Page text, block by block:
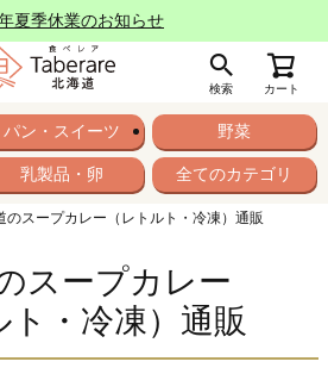
夏季休業のお知らせ
検索 カート
パン・スイーツ 野菜
乳製品・卵 全てのカテゴリ
のスープカレー（レトルト・冷凍）通販
スープカレー
ト・冷凍）通販